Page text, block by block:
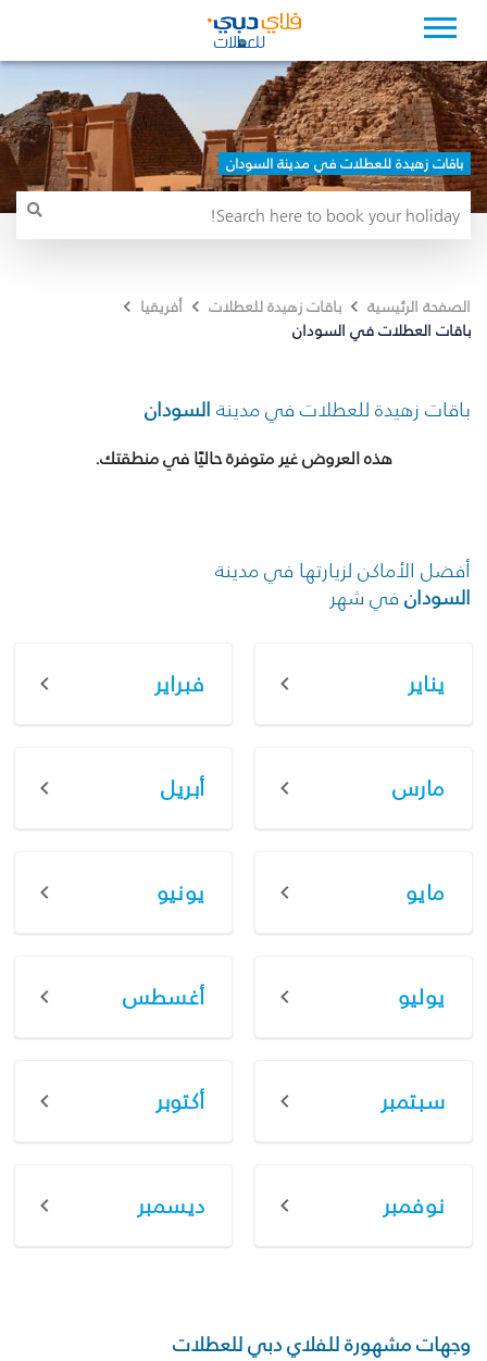
باقات زهيدة للعطلات في مدينة السودان
الصفحة الرئيسية باقات زهيدة للعطلات
أفريقيا
باقات العطلات في السودان
باقات زهيدة للعطلات في مدينة السودان
هذه العروض غير متوفرة حاليًا في منطقتك.
أفضل الأماكن لزيارتها في مدينة
السودان في شهر
يناير فبراير
مارس أبريل
مايو يونيو
يوليو أغسطس
سبتمبر أكتوبر
نوفمبر ديسمبر
وجهات مشهورة للفلاي دبي للعطلات